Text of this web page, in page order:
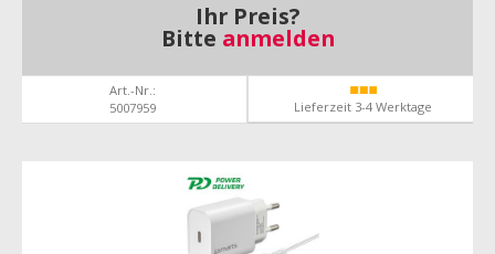
Ihr Preis?
Bitte anmelden
Art.-Nr.:
5007959
Lieferzeit 3-4 Werktage